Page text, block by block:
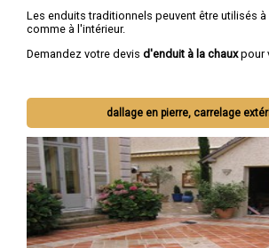
Les enduits traditionnels peuvent être utilisés à
comme à l'intérieur.
Demandez votre devis d'enduit à la chauxpour
dallage en pierre, carrelage